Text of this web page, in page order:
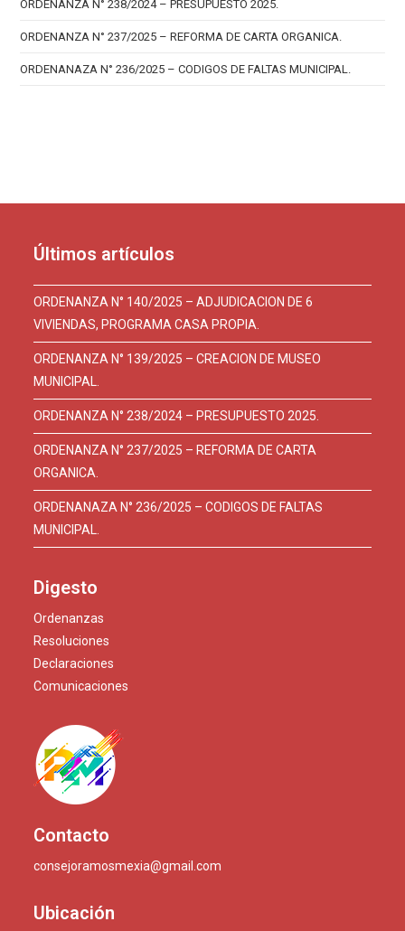
ORDENANZA N° 238/2024 – PRESUPUESTO 2025.
ORDENANZA N° 237/2025 – REFORMA DE CARTA ORGANICA.
ORDENANAZA N° 236/2025 – CODIGOS DE FALTAS MUNICIPAL.
Últimos artículos
ORDENANZA N° 140/2025 – ADJUDICACION DE 6
VIVIENDAS, PROGRAMA CASA PROPIA.
ORDENANZA N° 139/2025 – CREACION DE MUSEO
MUNICIPAL.
ORDENANZA N° 238/2024 – PRESUPUESTO 2025.
ORDENANZA N° 237/2025 – REFORMA DE CARTA
ORGANICA.
ORDENANAZA N° 236/2025 – CODIGOS DE FALTAS
MUNICIPAL.
Digesto
Ordenanzas
Resoluciones
Declaraciones
Comunicaciones
Contacto
consejoramosmexia@gmail.com
Ubicación